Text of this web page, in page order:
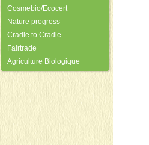
Cosmebio/Ecocert
Nature progress
Cradle to Cradle
Fairtrade
Agriculture Biologique